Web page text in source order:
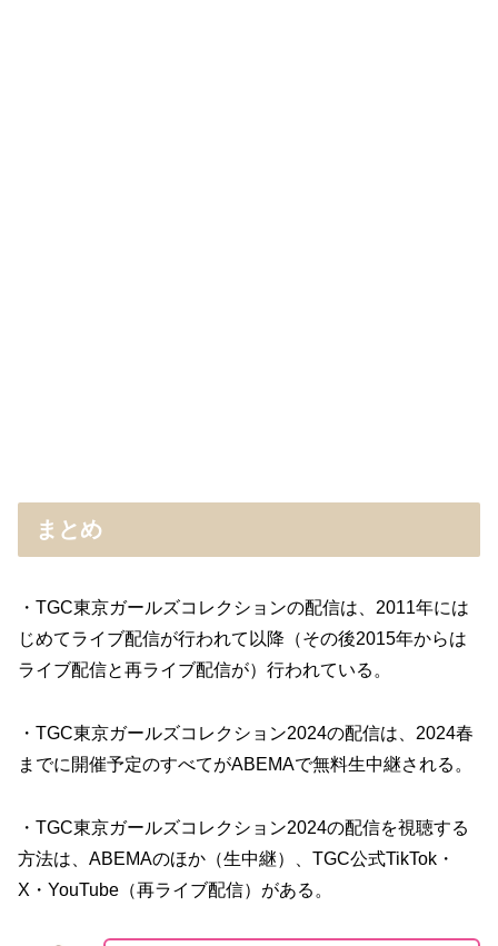
まとめ
・TGC東京ガールズコレクションの配信は、2011年には
じめてライブ配信が行われて以降（その後2015年からは
ライブ配信と再ライブ配信が）行われている。
・TGC東京ガールズコレクション2024の配信は、2024春
までに開催予定のすべてがABEMAで無料生中継される。
・TGC東京ガールズコレクション2024の配信を視聴する
方法は、ABEMAのほか（生中継）、TGC公式TikTok・
X・YouTube（再ライブ配信）がある。